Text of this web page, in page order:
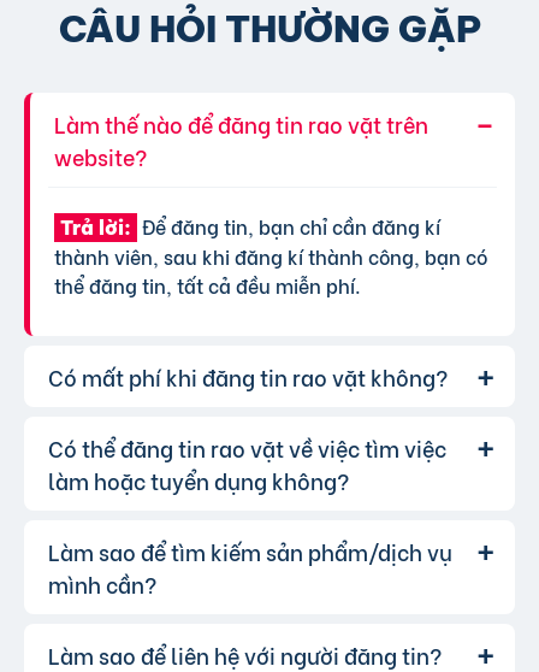
CÂU HỎI THƯỜNG GẶP
Làm thế nào để đăng tin rao vặt trên
website?
Trả lời: Để đăng tin, bạn chỉ cần đăng kí
thành viên, sau khi đăng kí thành công, bạn có
thể đăng tin, tất cả đều miễn phí.
Có mất phí khi đăng tin rao vặt không?
Trả lời: Chúng tôi cung cấp gói đăng tin miễn
phí cơ bản cho tất cả người dùng. Tuy nhiên, để
thị, bạn có thể lựa chọn các gói dịch vụ nâng
cấp với chi phí hợp lý, xem thêmphí dịch vụ tin
VIP.
Có thể đăng tin rao vặt về việc tìm việc
làm hoặc tuyển dụng không?
Trả lời: Hoàn toàn có thể. Website của chúng
tôi hỗ trợ đăng tin tuyển dụng và tìm việc làm.
đủ thông tin.
Làm sao để tìm kiếm sản phẩm/dịch vụ
mình cần?
Trả lời: Bạn có thể sử dụng công cụ tìm kiếm
Làm sao để liên hệ với người đăng tin?